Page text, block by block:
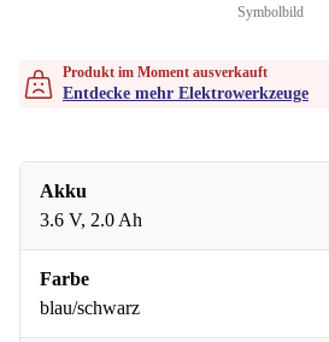
Symbolbild
Produkt im Moment ausverkauft
Entdecke mehr Elektrowerkzeuge
Akku
3.6 V, 2.0 Ah
Farbe
blau/schwarz